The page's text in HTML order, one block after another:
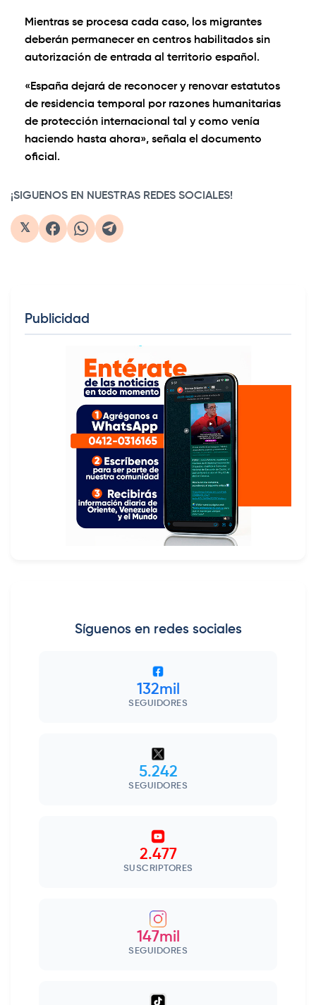
Mientras se procesa cada caso, los migrantes
deberán permanecer en centros habilitados sin
autorización de entrada al territorio español.
«España dejará de reconocer y renovar estatutos
de residencia temporal por razones humanitarias
de protección internacional tal y como venía
haciendo hasta ahora», señala el documento
oficial.
¡SIGUENOS EN NUESTRAS REDES SOCIALES!
𝕏
Publicidad
Síguenos en redes sociales
132mil
SEGUIDORES
5.242
SEGUIDORES
2.477
SUSCRIPTORES
147mil
SEGUIDORES